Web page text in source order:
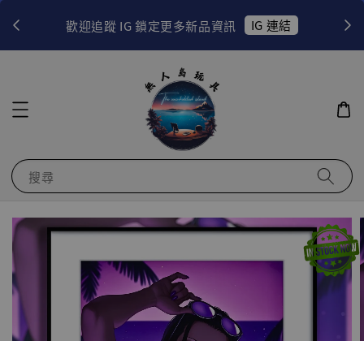
歡迎追蹤 IG 鎖定更多新品資訊 IG 連結
搜尋